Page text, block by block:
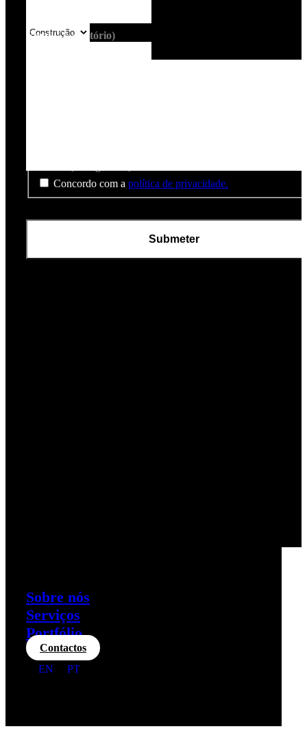
Email(Obrigatório)
Concordo com a política de privacidade.
Sobre nós
Serviços
Portfólio
Contactos
EN
PT